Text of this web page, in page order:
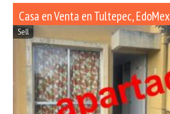
Casa en Venta en Tultepec, EdoMex
Sell